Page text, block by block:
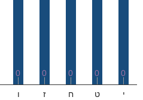
ו ז ח ט י
0 0 0 0 0